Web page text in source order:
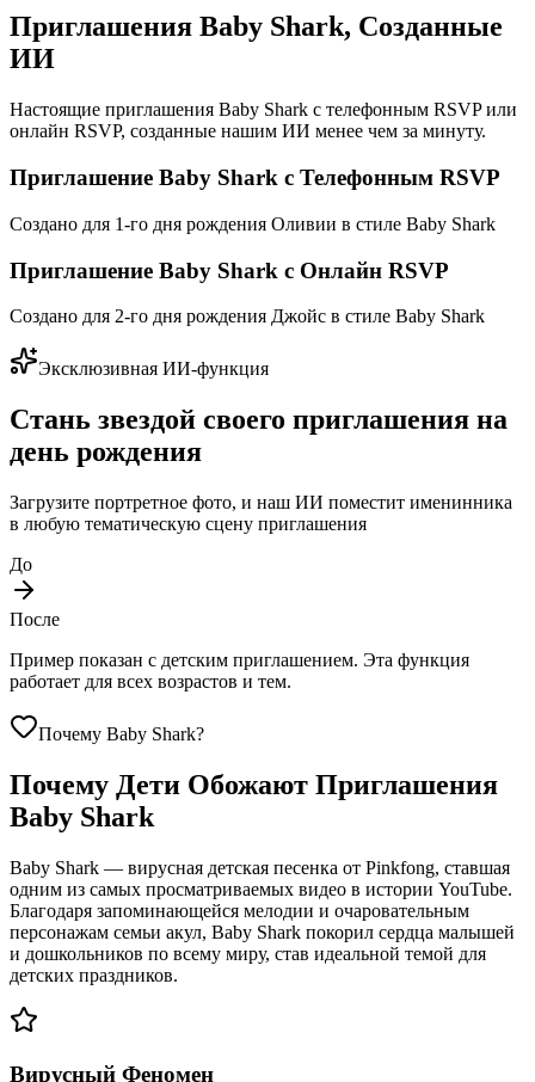
Приглашения Baby Shark, Созданные
ИИ
Настоящие приглашения Baby Shark с телефонным RSVP или
онлайн RSVP, созданные нашим ИИ менее чем за минуту.
Приглашение Baby Shark с Телефонным RSVP
Создано для 1-го дня рождения Оливии в стиле Baby Shark
Приглашение Baby Shark с Онлайн RSVP
Создано для 2-го дня рождения Джойс в стиле Baby Shark
Эксклюзивная ИИ-функция
Стань звездой своего приглашения на
день рождения
Загрузите портретное фото, и наш ИИ поместит именинника
в любую тематическую сцену приглашения
До
После
Пример показан с детским приглашением. Эта функция
работает для всех возрастов и тем.
Почему Baby Shark?
Почему Дети Обожают Приглашения
Baby Shark
Baby Shark — вирусная детская песенка от Pinkfong, ставшая
одним из самых просматриваемых видео в истории YouTube.
Благодаря запоминающейся мелодии и очаровательным
персонажам семьи акул, Baby Shark покорил сердца малышей
и дошкольников по всему миру, став идеальной темой для
детских праздников.
Вирусный Феномен